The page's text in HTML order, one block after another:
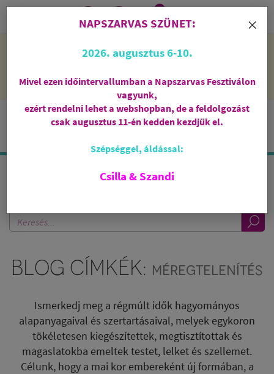
NAPSZARVAS SZÜNET: 2026. augusztus 6-10 - rendelni lehet
feldolgozni őket.
i
0
KERESÉS A BLOGBAN
BLOG CÍMKÉK: MÉREGTELENÍTÉS
Ismerkedj meg a régmúlt idők hagyományos
alapanyagaival és szertartásaival, melyek egykoron
tökéletesen kiegészítettek, megtisztítottak és
magaslatokba emeltek testet, lelket és szellemet.
Célunk, hogy a mai kor embereként új formában, a
×
NAPSZARVAS SZÜNET:
2026. augusztus 6-10.
Mivel ezen időintervallumban a Napszarvas Fesztiválon
vagyunk,
ezért rendelni lehet a webshopban, de a feldolgozást
csak augusztus 11-én kedden kezdjük el.
Szépséggel, áldással:
Csilla & Szandi